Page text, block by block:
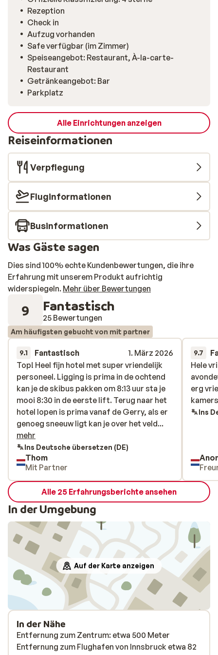
aufwärmen können. Im Restaurant, welches dem
traditionellen Tiroler Stil nachempfunden wurde,
genießen Sie köstliche österreichische Spezialitäten.
Rezeption
Check in
Aufzug vorhanden
Safe verfügbar (im Zimmer)
Speiseangebot: Restaurant, À-la-carte-
Restaurant
Getränkeangebot: Bar
Parkplatz
Alle Einrichtungen anzeigen
Reiseinformationen
Verpflegung
Fluginformationen
Businformationen
Was Gäste sagen
Dies sind 100% echte Kundenbewertungen, die ihre
Erfahrung mit unserem Produkt aufrichtig
widerspiegeln. Mehr über Bewertungen
9 Fantastisch
25 Bewertungen
Am häufigsten gebucht von mit partner
9.1 Fantastisch
1. März 2026
Top! Heel fijn hotel met super vriendelijk
personeel. Ligging is prima in de ochtend
kan je de skibus pakken om 8:13 uur sta je
mooi 8:30 in de eerste lift. Terug naar het
hotel lopen is prima vanaf de Gerry, als er
genoeg sneeuw ligt kan je over het veld
skiën en ben je er zo.
Top! Heel fijn hotel met super vriendelijk
personeel. Ligging is prima in de ochtend
kan je de skibus pakken om 8:13 uur sta je
mooi 8:30 in de eerste lift. Terug naar het
hotel lopen is prima vanaf de Gerry, als er
genoeg sneeuw ligt kan je over het veld...
mehr
Ins Deutsche übersetzen (DE)
Thom
Mit Partner
9.7
Hele
erg
Hele
erg
Ins
Alle 25 Erfahrungsberichte ansehen
In der Umgebung
Auf der Karte anzeigen
In der Nähe
Entfernung zum Zentrum: etwa 500 Meter
Entfernung zum Flughafen von Innsbruck etwa 82